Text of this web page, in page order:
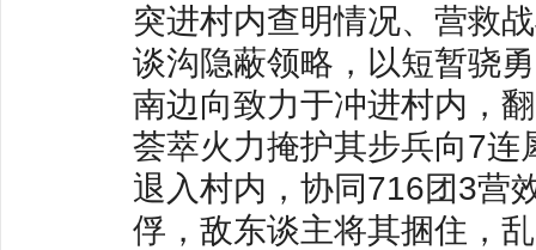
突进村内查明情况、营救
谈沟隐蔽领略，以短暂骁
南边向致力于冲进村内，
荟萃火力掩护其步兵向7
退入村内，协同716团3营
俘，敌东谈主将其捆住，